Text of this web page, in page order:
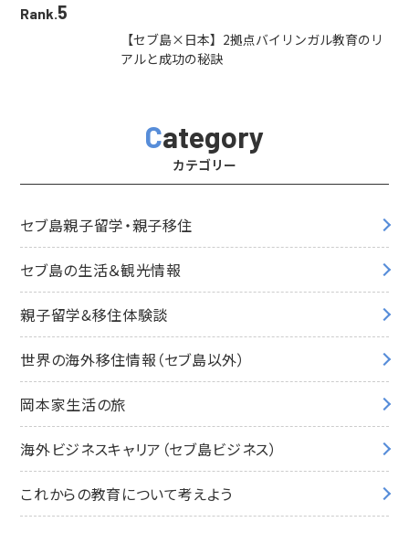
Rank.5
【セブ島×日本】2拠点バイリンガル教育のリ
アルと成功の秘訣
Category
カテゴリー
セブ島親子留学・親子移住
セブ島の生活＆観光情報
親子留学&移住体験談
世界の海外移住情報（セブ島以外）
岡本家生活の旅
海外ビジネスキャリア（セブ島ビジネス）
これからの教育について考えよう